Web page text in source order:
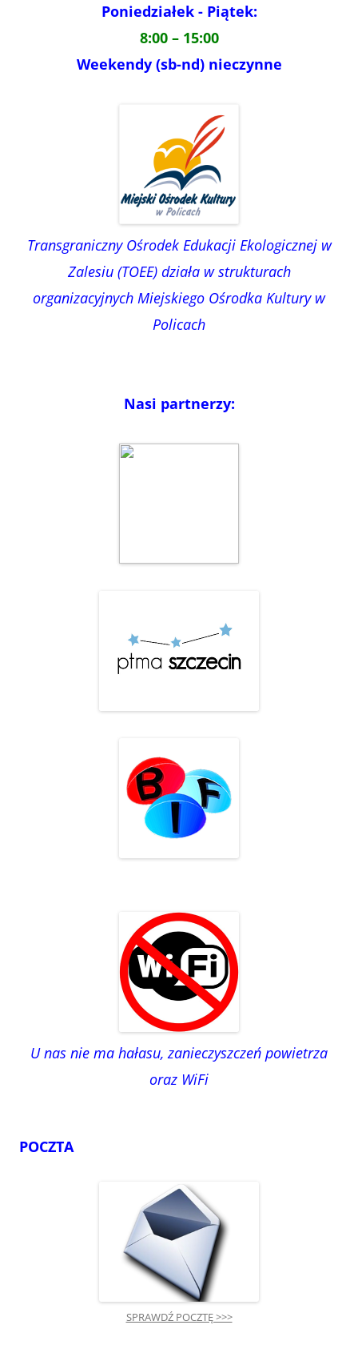
Poniedziałek - Piątek:
8:00 – 15:00
Weekendy (sb-nd) nieczynne
Transgraniczny Ośrodek Edukacji Ekologicznej w
Zalesiu (TOEE) działa w strukturach
organizacyjnych Miejskiego Ośrodka Kultury w
Policach
Nasi partnerzy:
U nas nie ma hałasu, zanieczyszczeń powietrza
oraz WiFi
POCZTA
SPRAWDŹ POCZTĘ >>>